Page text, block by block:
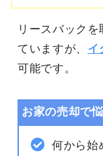
リースバック
ていますが、 イ
可能です。
お家の売却で
何から始